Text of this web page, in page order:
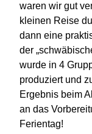
waren wir gut
kleinen Reise
dann eine
der
wurde in 4
produziert und
Ergebnis beim
an das
Ferientag!